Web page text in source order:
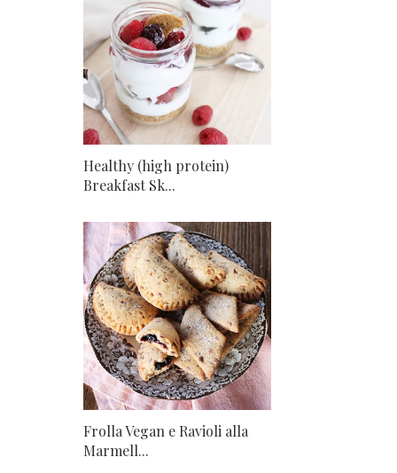
Healthy (high protein)
Breakfast Sk...
Frolla Vegan e Ravioli alla
Marmell...